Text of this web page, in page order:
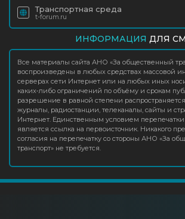
Транспортная среда
t-forum.ru
ИНФОРМАЦИЯ ДЛЯ
Все материалы сайта АНО «За общественный
воспроизведены в любых средствах массовой
серверах сети Интернет или на любых иных
каких‑либо ограничений по объёму и срокам
разрешение в равной степени
журналы, радиостанции, телеканалы, сайты и
Интернет. Единственным условием
является ссылка на первоисточник. Никакого
согласия на перепечатку со стороны АНО «За
транспорт» не требуется.